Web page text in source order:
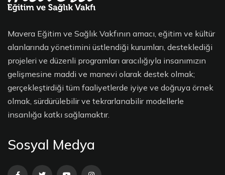
Mavera Eğitim ve Sağlık Vakfının amacı, eğitim ve kültür
alanlarında yönetimini üstlendiği kurumları, desteklediği
projeleri ve düzenli programları aracılığıyla insanımızın
gelişmesine maddi ve manevi olarak destek olmak;
gerçekleştirdiği tüm faaliyetlerde iyiye ve doğruya örnek
olmak, sürdürülebilir ve tekrarlanabilir modellerle
insanlığa katkı sağlamaktır.
Sosyal Medya